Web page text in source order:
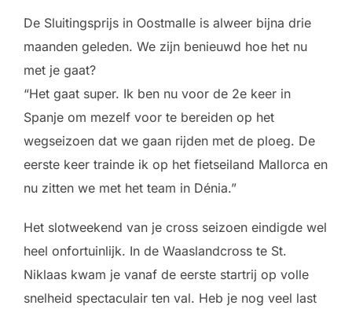
De Sluitingsprijs in Oostmalle is alweer bijna drie
maanden geleden. We zijn benieuwd hoe het nu
met je gaat?
“Het gaat super. Ik ben nu voor de 2e keer in
Spanje om mezelf voor te bereiden op het
wegseizoen dat we gaan rijden met de ploeg. De
eerste keer trainde ik op het fietseiland Mallorca en
nu zitten we met het team in Dénia.”
Het slotweekend van je cross seizoen eindigde wel
heel onfortuinlijk. In de Waaslandcross te St.
Niklaas kwam je vanaf de eerste startrij op volle
snelheid spectaculair ten val. Heb je nog veel last